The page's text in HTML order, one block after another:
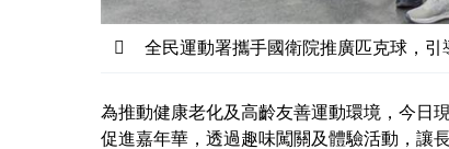
全民運動署攜手國衛院推廣匹克球，引
為推動健康老化及高齡友善運動環境，今日
促進嘉年華，透過趣味闖關及體驗活動，讓